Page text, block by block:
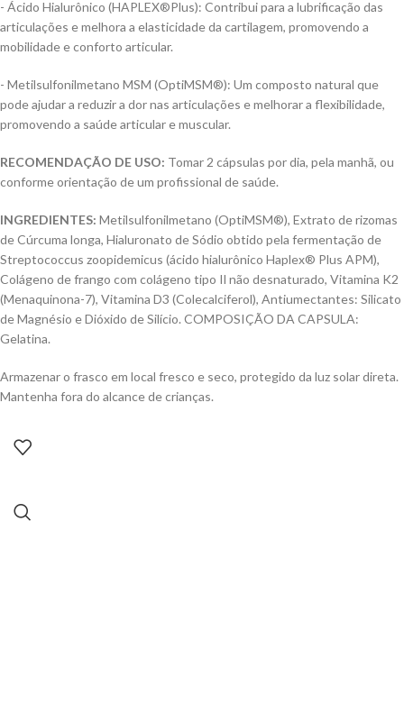
- Ácido Hialurônico (HAPLEX®Plus): Contribui para a lubrificação das
articulações e melhora a elasticidade da cartilagem, promovendo a
mobilidade e conforto articular.
- Metilsulfonilmetano MSM (OptiMSM®): Um composto natural que
pode ajudar a reduzir a dor nas articulações e melhorar a flexibilidade,
promovendo a saúde articular e muscular.
RECOMENDAÇÃO DE USO: Tomar 2 cápsulas por dia, pela manhã, ou
conforme orientação de um profissional de saúde.
INGREDIENTES: Metilsulfonilmetano (OptiMSM®), Extrato de rizomas
de Cúrcuma longa, Hialuronato de Sódio obtido pela fermentação de
Streptococcus zoopidemicus (ácido hialurônico Haplex® Plus APM),
Colágeno de frango com colágeno tipo Il não desnaturado, Vitamina K2
(Menaquinona-7), Vitamina D3 (Colecalciferol), Antiumectantes: Silicato
de Magnésio e Dióxido de Silício. COMPOSIÇÃO DA CAPSULA:
Gelatina.
Armazenar o frasco em local fresco e seco, protegido da luz solar direta.
Mantenha fora do alcance de crianças.